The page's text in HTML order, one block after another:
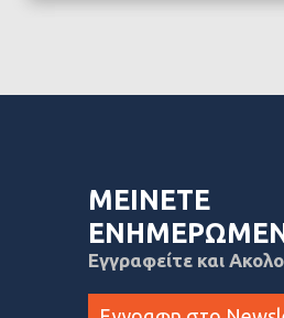
ΜΕΙΝΕΤΕ
Εγγραφείτε και